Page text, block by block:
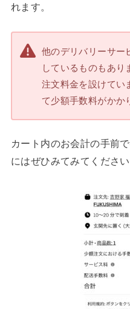
れます。
他のデリバリーサー
しているものもあ
注文料金を設けてい
て少額手数料がかか
カート内のお会計の手前
にはぜひみてみてください